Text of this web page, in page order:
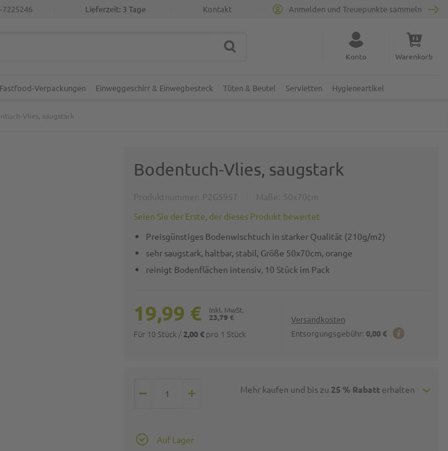
Kontakt
Lieferzeit: 3 Tage
7225246 Anmelden und Treuepunkte sammeln
Suche schließen
SUCHE Konto Warenkorb
Fastfood-Verpackungen Einweggeschirr & Einwegbesteck Tüten & Beutel Servietten Hygieneartikel
Vlies, saugstark
Bodentuch-Vlies, saugstark
Seien Sie der Erste, der dieses Produkt bewertet
Preisgünstiges Bodenwischtuch in starker Qualität (210g/m2)
sehr saugstark, haltbar, stabil, Größe 50x70cm, orange
reinigt Bodenflächen intensiv, 10 Stück im Pack
Versandkosten
Entsorgungsgebühr: 0,00 €
23,79 €
19,99 €
Für 10 Stück / 2,00 € pro 1 Stück
Mehr kaufen und bis zu 25 % Rabatterhalten
Auf Lager